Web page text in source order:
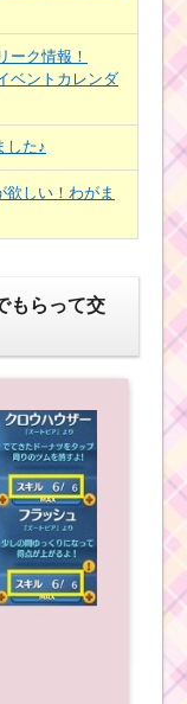
ーク情報！
ベントカレンダ
した♪
しい！わがま
もらって交